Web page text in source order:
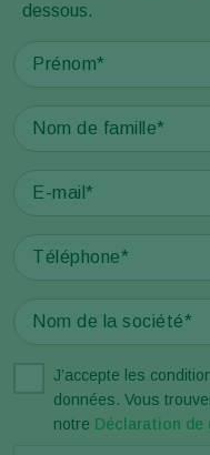
dessous.
J’accepte les
données. Vous
notre Déclaration